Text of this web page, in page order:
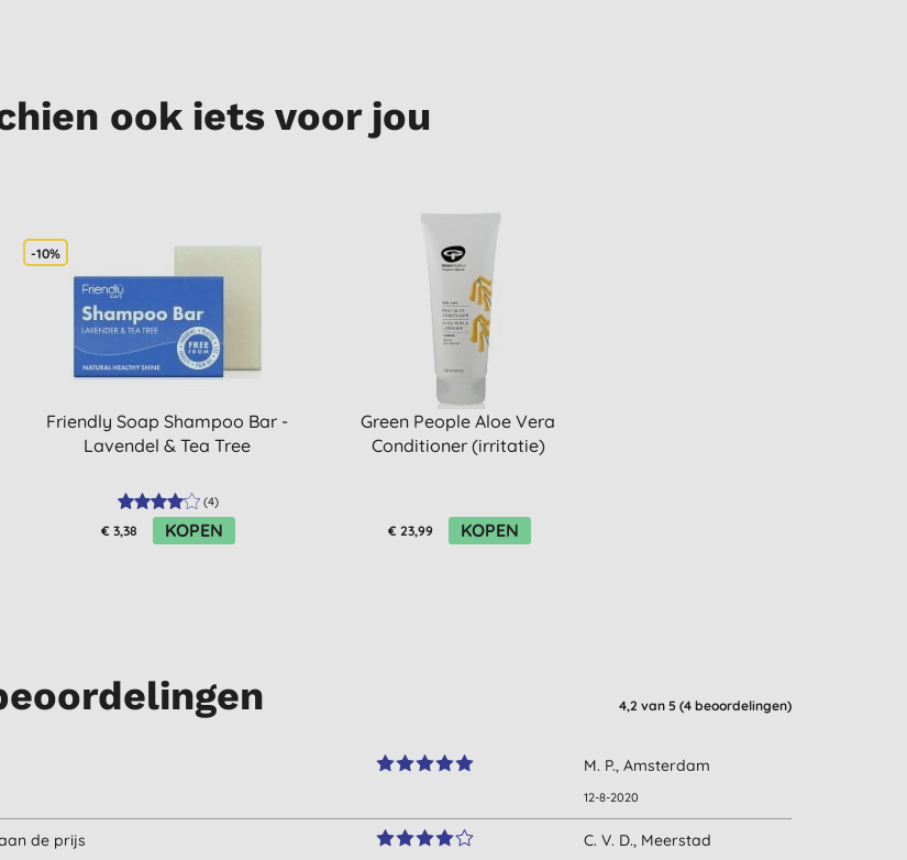
ook iets voor jou
-10%
Friendly Soap Shampoo Bar -
Lavendel & Tea Tree
(4)
€ 3,38 KOPEN
Green People Aloe Vera
Conditioner (irritatie)
€ 23,99 KOPEN
4,2 van 5 (4 beoordelingen)
M. P., Amsterdam
12-8-2020
de prijs C. V. D., Meerstad